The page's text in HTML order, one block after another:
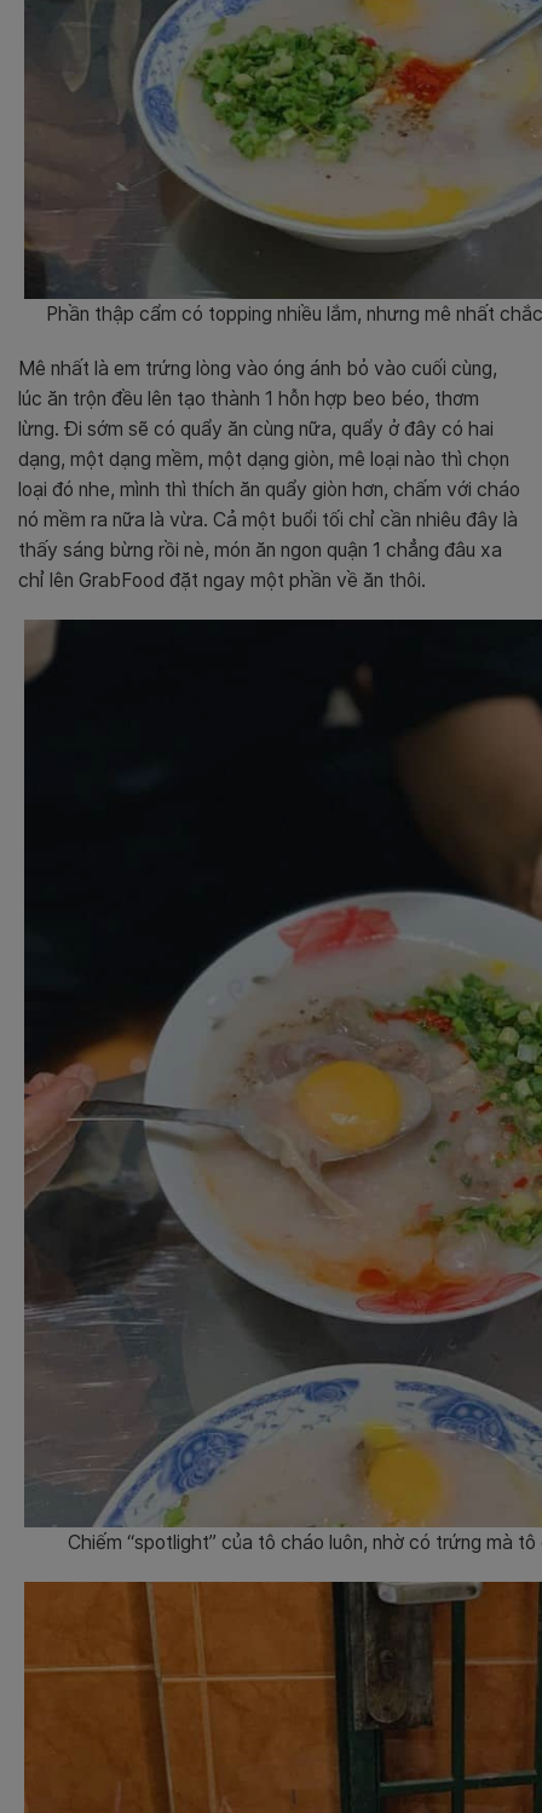
Phần thập cẩm có topping nhiều lắm, nhưng mê nhất
Mê nhất là em trứng lòng vào óng ánh bỏ vào cuối cùng,
lúc ăn trộn đều lên tạo thành 1 hỗn hợp beo béo, thơm
lừng. Đi sớm sẽ có quẩy ăn cùng nữa, quẩy ở đây có hai
dạng, một dạng mềm, một dạng giòn, mê loại nào thì chọn
loại đó nhe, mình thì thích ăn quẩy giòn hơn, chấm với cháo
nó mềm ra nữa là vừa. Cả một buổi tối chỉ cần nhiêu đây là
thấy sáng bừng rồi nè, món ăn ngon quận 1 chẳng đâu xa
chỉ lên GrabFood đặt ngay một phần về ăn thôi.
Chiếm “spotlight” của tô cháo luôn, nhờ có trứng mà